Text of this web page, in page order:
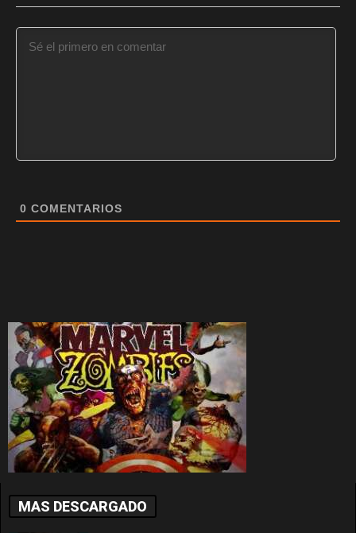
0 COMENTARIOS
MAS DESCARGADO